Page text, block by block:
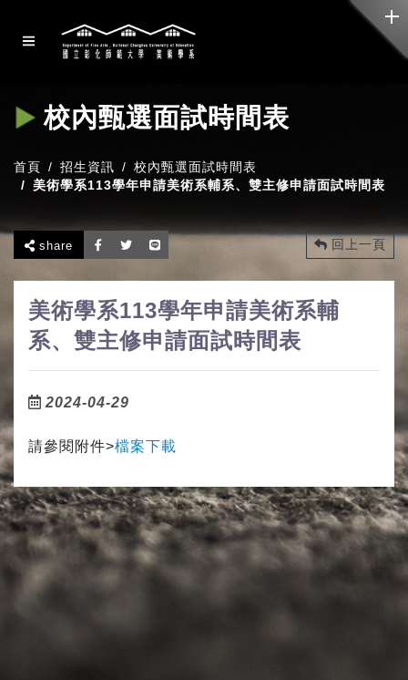
校內甄選面試時間表
首頁 招生資訊
校內甄選面試時間表
美術學系113學年申請美術系輔系、雙主修申請面試時間表
share 回上一頁
美術學系113學年申請美術系輔
系、雙主修申請面試時間表
2024-04-29
請參閱附件>檔案下載